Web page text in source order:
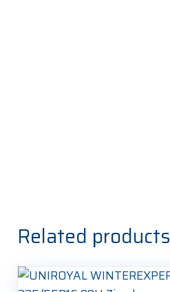
Related products